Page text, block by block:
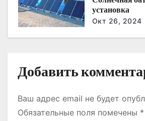
с
я
установка
Окт 26, 2024
Добавить
Ваш адрес email не будет
Обязательные поля помечены *